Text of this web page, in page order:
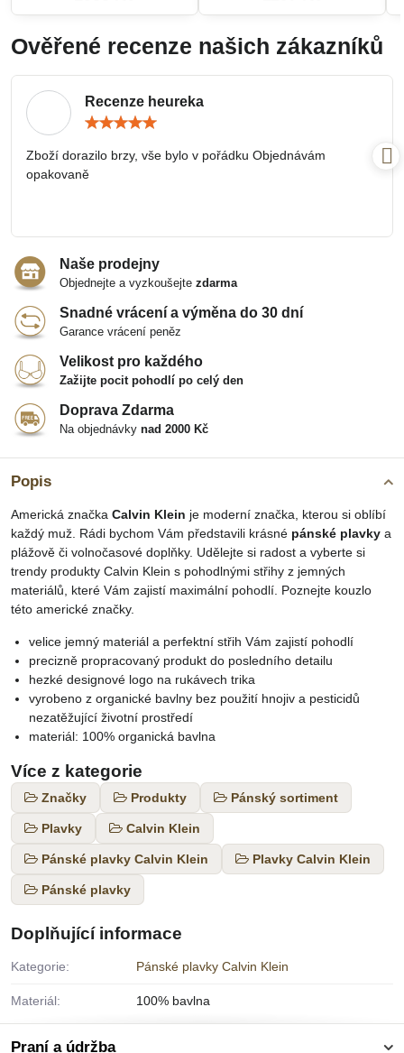
Popis
Americká značka Calvin Klein je moderní značka, kterou si oblíbí
každý muž. Rádi bychom Vám představili krásné pánské plavky a
plážově či volnočasové doplňky. Udělejte si radost a vyberte si
trendy produkty Calvin Klein s pohodlnými střihy z jemných
materiálů, které Vám zajistí maximální pohodlí. Poznejte kouzlo
této americké značky.
velice jemný materiál a perfektní střih Vám zajistí pohodlí
precizně propracovaný produkt do posledního detailu
hezké designové logo na rukávech trika
vyrobeno z organické bavlny bez použití hnojiv a pesticidů
nezatěžující životní prostředí
materiál: 100% organická bavlna
Více z kategorie
Značky Produkty Pánský sortiment
Plavky Calvin Klein
Pánské plavky Calvin Klein Plavky Calvin Klein
Pánské plavky
Doplňující informace
Kategorie: Pánské plavky Calvin Klein
Materiál: 100% bavlna
Praní a údržba
Ověřené recenze našich zákazníků
Recenze heureka
5
Zboží dorazilo brzy, vše bylo v pořádku Objednávám
opakovaně
Naše prodejny
Objednejte a vyzkoušejte zdarma
Snadné vrácení a výměna do 30 dní
Garance vrácení peněz
Velikost pro každého
Zažijte pocit pohodlí po celý den
Doprava Zdarma
Na objednávky nad 2000 Kč